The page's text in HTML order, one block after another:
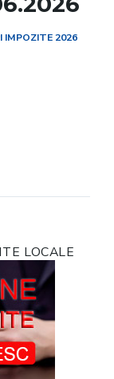
IMPOZITE 2026
LOCALE